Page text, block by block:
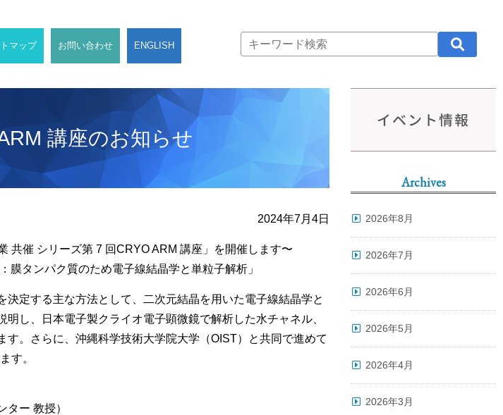
マップ お問い合わせ ENGLISH
講座のお知らせ
2024年7月4日
共催 シリーズ第 7 回CRYO ARM 講座」を開催します〜
膜タンパク質のため電子線結晶学と単粒子解析」
定する主な方法として、二次元結晶を用いた電子線結晶学と
し、日本電子製クライオ電子顕微鏡で解析した水チャネル、
。さらに、沖縄科学技術大学院大学（OIST）と共同で進めて
す。
ー 教授）
イベント情報
Archives
2026年8月
2026年7月
2026年6月
2026年5月
2026年4月
2026年3月